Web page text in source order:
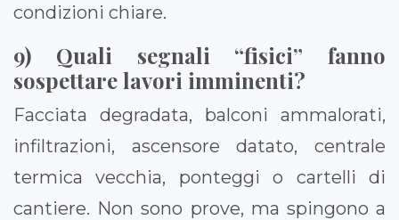
condizioni chiare.
9) Quali segnali “fisici” fanno
sospettare lavori imminenti?
Facciata degradata, balconi ammalorati,
infiltrazioni, ascensore datato, centrale
termica vecchia, ponteggi o cartelli di
cantiere. Non sono prove, ma spingono a